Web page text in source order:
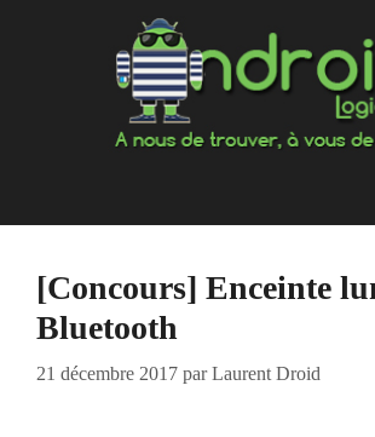
[Concours] Enceinte
Bluetooth
21 décembre 2017 parLaurent Droid